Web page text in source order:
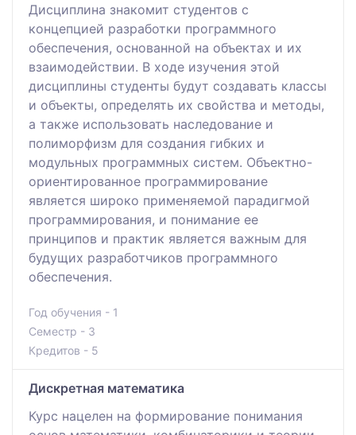
Дисциплина знакомит студентов с
концепцией разработки программного
обеспечения, основанной на объектах и их
взаимодействии. В ходе изучения этой
дисциплины студенты будут создавать классы
и объекты, определять их свойства и методы,
а также использовать наследование и
полиморфизм для создания гибких и
модульных программных систем. Объектно-
ориентированное программирование
является широко применяемой парадигмой
программирования, и понимание ее
принципов и практик является важным для
будущих разработчиков программного
обеспечения.
Год обучения - 1
Семестр - 3
Кредитов - 5
Дискретная математика
Курс нацелен на формирование понимания